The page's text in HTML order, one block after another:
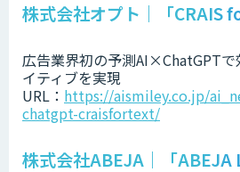
株式会社オプト｜「CRAIS
広告業界初の予測AI×ChatGPT
イティブを実現
URL： https://aismiley.co.jp/
chatgpt-craisfortext/
株式会社ABEJA｜「ABEJA